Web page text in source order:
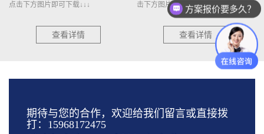
点击下方图片即可下载↓↓↓
查看详情
击下方图片即可下载↓↓↓
查看详情
期待与您的合作，欢迎给我们留言或直接拨
打：15968172475
方案报价要多久？